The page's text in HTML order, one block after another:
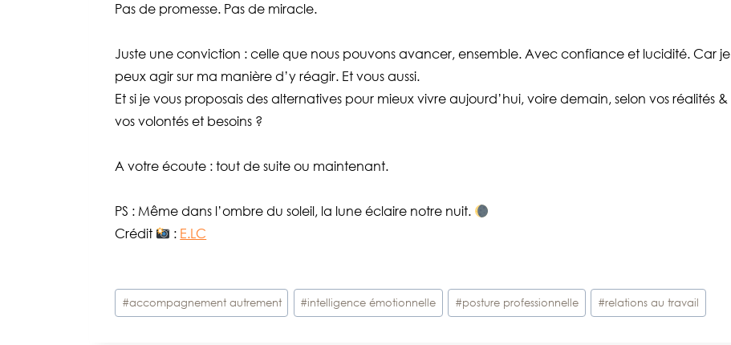
Pas de promesse. Pas de miracle.
Juste une conviction : celle que nous pouvons avancer, ensemble. Avec confiance et lucidité. Car je
peux agir sur ma manière d’y réagir. Et vous aussi.
Et si je vous proposais des alternatives pour mieux vivre aujourd’hui, voire demain, selon vos réalités &
vos volontés et besoins ?
A votre écoute : tout de suite ou maintenant.
PS : Même dans l’ombre du soleil, la lune éclaire notre nuit.
Crédit
: E.LC
Étiquettes
de
#accompagnement autrement #intelligence émotionnelle #posture professionnelle #relations au travail